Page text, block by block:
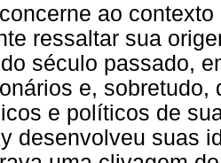
ao
ressaltar sua
século passado,
e,
e políticos de
desenvolveu suas